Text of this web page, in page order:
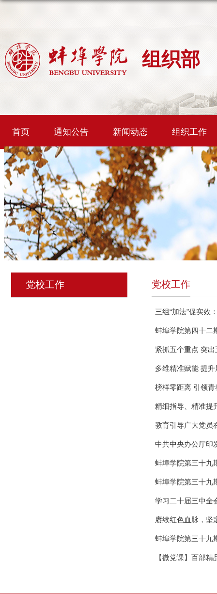
组织部
首页 通知公告 新闻动态 组织工作
党校工作 党校工作
三组“加法”促实效
蚌埠学院第四十二
紧抓五个重点 突
多维精准赋能 提
榜样零距离 引领青
精细指导、精准提
教育引导广大党员
中共中央办公厅印
蚌埠学院第三十九
蚌埠学院第三十九
学习二十届三中全
赓续红色血脉，
蚌埠学院第三十九
【微党课】百部